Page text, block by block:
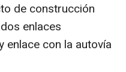
de construcción
enlaces
enlace con la autovía